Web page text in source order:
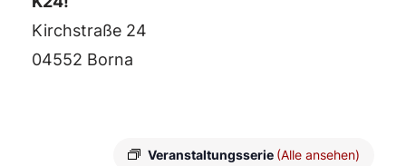
Kirchstraße 24
04552 Borna
Veranstaltungsserie (Alle ansehen)